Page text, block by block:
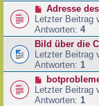
Adresse
Letzter Beitrag
Antworten: 4
Bild über die
Letzter Beitrag
Antworten: 1
Letzter Beitrag
Antworten: 1